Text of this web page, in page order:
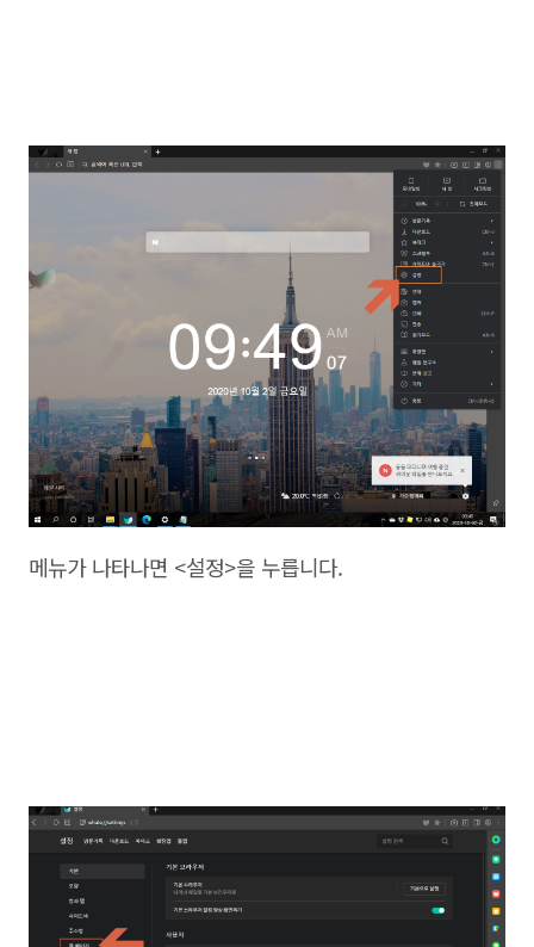
메뉴가 나타나면 <설정>을 누릅니다.